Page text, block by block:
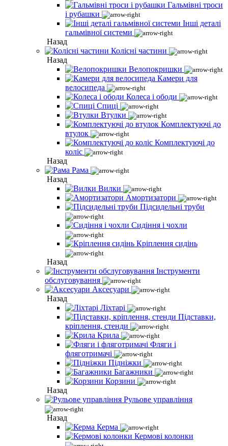
Гальмівні троси
і рубашки
Інші деталі
гальмівної системи
Назад
Колісні частини
Назад
Велопокришки
Камери для
велосипеда
Колеса і ободи
Спиці
Втулки
Комплектуючі до
втулок
Комплектуючі до
коліс
Назад
Рама
Назад
Вилки
Амортизатори
Підсидельні труби
Сидіння і чохли
Кріплення сидінь
Назад
Інструменти
обслуговування
Аксесуари
Назад
Ліхтарі
Підставки,
кріплення, стенди
Крила
Фляги і
фляготримачі
Підніжки
Багажники
Корзини
Назад
Рульове управління
Назад
Керма
Кермові колонки